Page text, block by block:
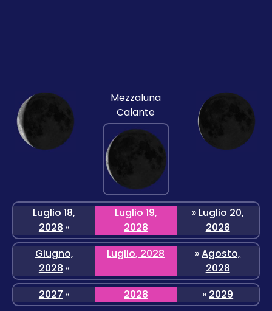
Mezzaluna
Calante
Luglio 18,
2028 «
Luglio 19,
2028
» Luglio 20,
2028
Giugno,
2028 «
Luglio, 2028 »Agosto,
2028
2027 « 2028 » 2029